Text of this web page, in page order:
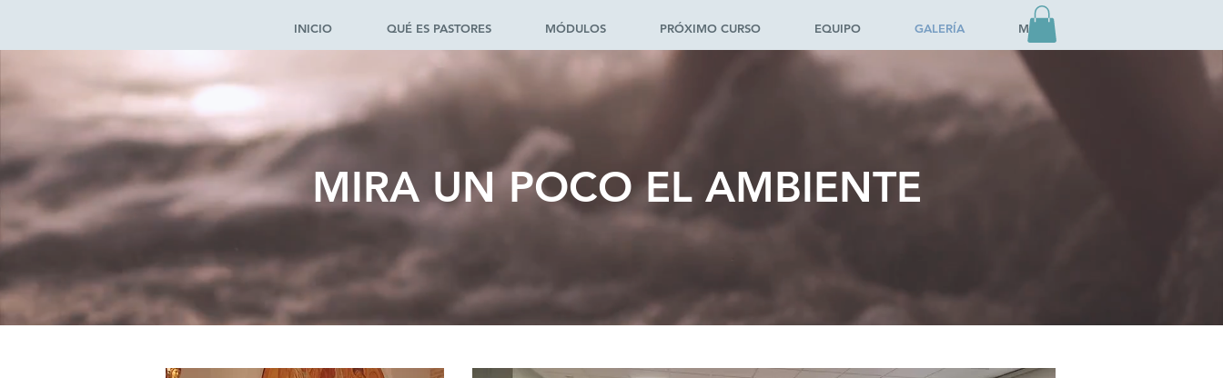
INICIO QUÉ ES PASTORES MÓDULOS PRÓXIMO CURSO EQUIPO GALERÍA More
MIRA UN POCO EL AMBIENTE